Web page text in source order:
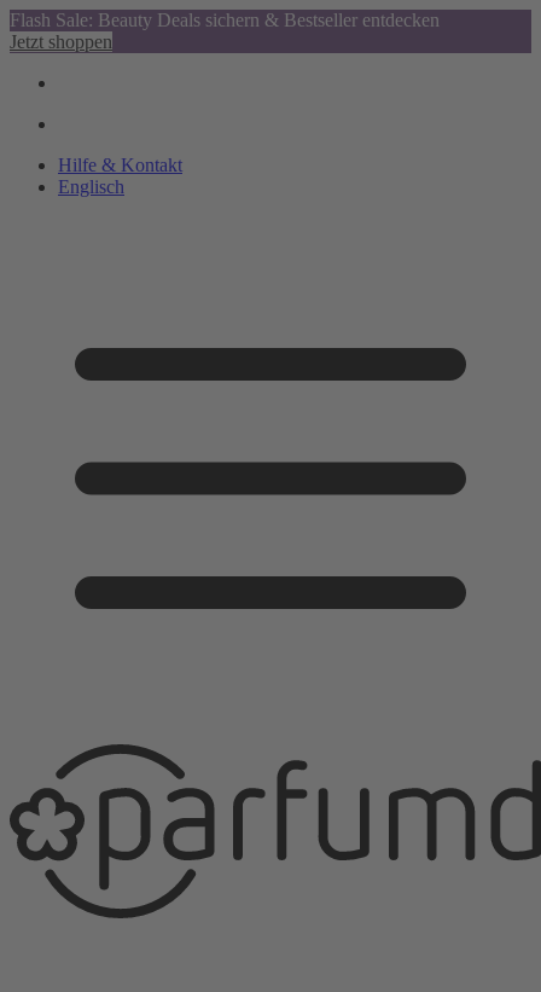
Flash Sale: Beauty Deals sichern & Bestseller entdecken
Jetzt shoppen
Hilfe & Kontakt
Englisch